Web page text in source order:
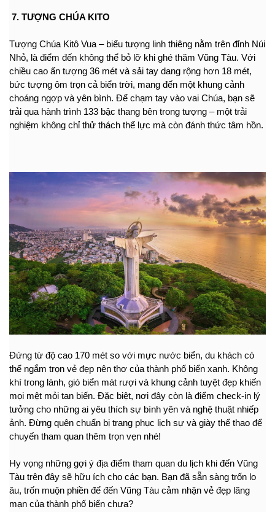
7. TƯỢNG CHÚA KITO
Tượng Chúa Kitô Vua – biểu tượng linh thiêng nằm trên đỉnh Núi
Nhỏ, là điểm đến không thể bỏ lỡ khi ghé thăm Vũng Tàu. Với
chiều cao ấn tượng 36 mét và sải tay dang rộng hơn 18 mét,
bức tượng ôm trọn cả biển trời, mang đến một khung cảnh
choáng ngợp và yên bình. Để chạm tay vào vai Chúa, bạn sẽ
trải qua hành trình 133 bậc thang bên trong tượng – một trải
nghiệm không chỉ thử thách thể lực mà còn đánh thức tâm hồn.
Đứng từ độ cao 170 mét so với mực nước biển, du khách có
thể ngắm trọn vẻ đẹp nên thơ của thành phố biển xanh. Không
khí trong lành, gió biển mát rượi và khung cảnh tuyệt đẹp khiến
mọi mệt mỏi tan biến. Đặc biệt, nơi đây còn là điểm check-in lý
tưởng cho những ai yêu thích sự bình yên và nghệ thuật nhiếp
ảnh. Đừng quên chuẩn bị trang phục lịch sự và giày thể thao để
chuyến tham quan thêm trọn vẹn nhé!
Hy vọng những gợi ý địa điểm tham quan du lịch khi đến Vũng
Tàu trên đây sẽ hữu ích cho các bạn. Bạn đã sẵn sàng trốn lo
âu, trốn muộn phiền để đến Vũng Tàu cảm nhận vẻ đẹp lãng
mạn của thành phố biển chưa?